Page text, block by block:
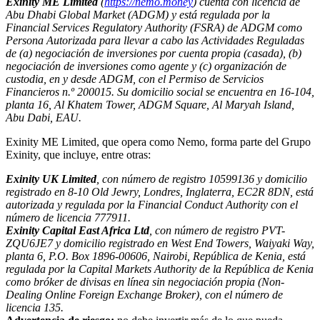
Abu Dhabi Global Market (ADGM) y está regulada por la
Financial Services Regulatory Authority (FSRA) de ADGM como
Persona Autorizada para llevar a cabo las Actividades Reguladas
de (a) negociación de inversiones por cuenta propia (casada), (b)
negociación de inversiones como agente y (c) organización de
custodia, en y desde ADGM, con el Permiso de Servicios
Financieros n.º 200015. Su domicilio social se encuentra en 16-104,
planta 16, Al Khatem Tower, ADGM Square, Al Maryah Island,
Abu Dabi, EAU.
Exinity ME Limited, que opera como Nemo, forma parte del Grupo
Exinity, que incluye, entre otras:
Exinity UK Limited, con número de registro 10599136 y domicilio
registrado en 8-10 Old Jewry, Londres, Inglaterra, EC2R 8DN, está
autorizada y regulada por la Financial Conduct Authority con el
número de licencia 777911.
Exinity Capital East Africa Ltd, con número de registro PVT-
ZQU6JE7 y domicilio registrado en West End Towers, Waiyaki Way,
planta 6, P.O. Box 1896-00606, Nairobi, República de Kenia, está
regulada por la Capital Markets Authority de la República de Kenia
como bróker de divisas en línea sin negociación propia (Non-
Dealing Online Foreign Exchange Broker), con el número de
licencia 135.